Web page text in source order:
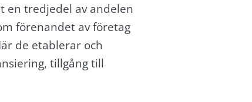
en tredjedel av andelen
förenandet av företag
de etablerar och
tillgång till